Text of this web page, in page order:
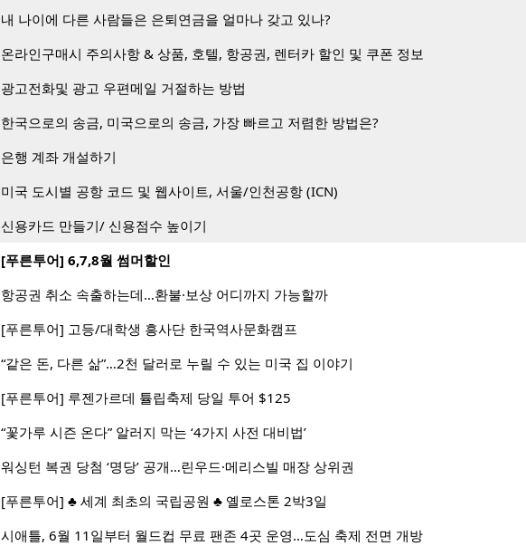
내 나이에 다른 사람들은 은퇴연금을 얼마나 갖고 있나?
온라인구매시 주의사항 & 상품, 호텔, 항공권, 렌터카 할인 및 쿠폰 정보
광고전화및 광고 우편메일 거절하는 방법
한국으로의 송금, 미국으로의 송금, 가장 빠르고 저렴한 방법은?
은행 계좌 개설하기
미국 도시별 공항 코드 및 웹사이트, 서울/인천공항 (ICN)
신용카드 만들기/ 신용점수 높이기
[푸른투어] 6,7,8월 썸머할인
항공권 취소 속출하는데…환불·보상 어디까지 가능할까
[푸른투어] 고등/대학생 흥사단 한국역사문화캠프
“같은 돈, 다른 삶”…2천 달러로 누릴 수 있는 미국 집 이야기
[푸른투어] 루젠가르데 튤립축제 당일 투어 $125
“꽃가루 시즌 온다” 알러지 막는 ‘4가지 사전 대비법’
워싱턴 복권 당첨 ‘명당’ 공개…린우드·메리스빌 매장 상위권
[푸른투어] ♣ 세계 최초의 국립공원 ♣ 옐로스톤 2박3일
시애틀, 6월 11일부터 월드컵 무료 팬존 4곳 운영…도심 축제 전면 개방